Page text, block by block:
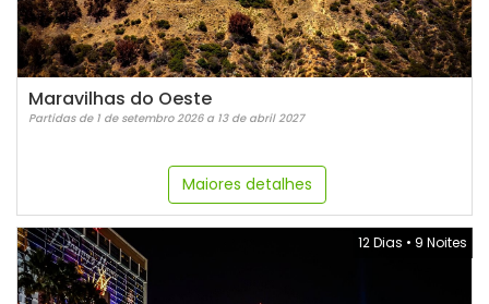
Maravilhas do Oeste
Partidas de 1 de setembro 2026 a 13 de abril 2027
Maiores detalhes
12 Dias • 9 Noites